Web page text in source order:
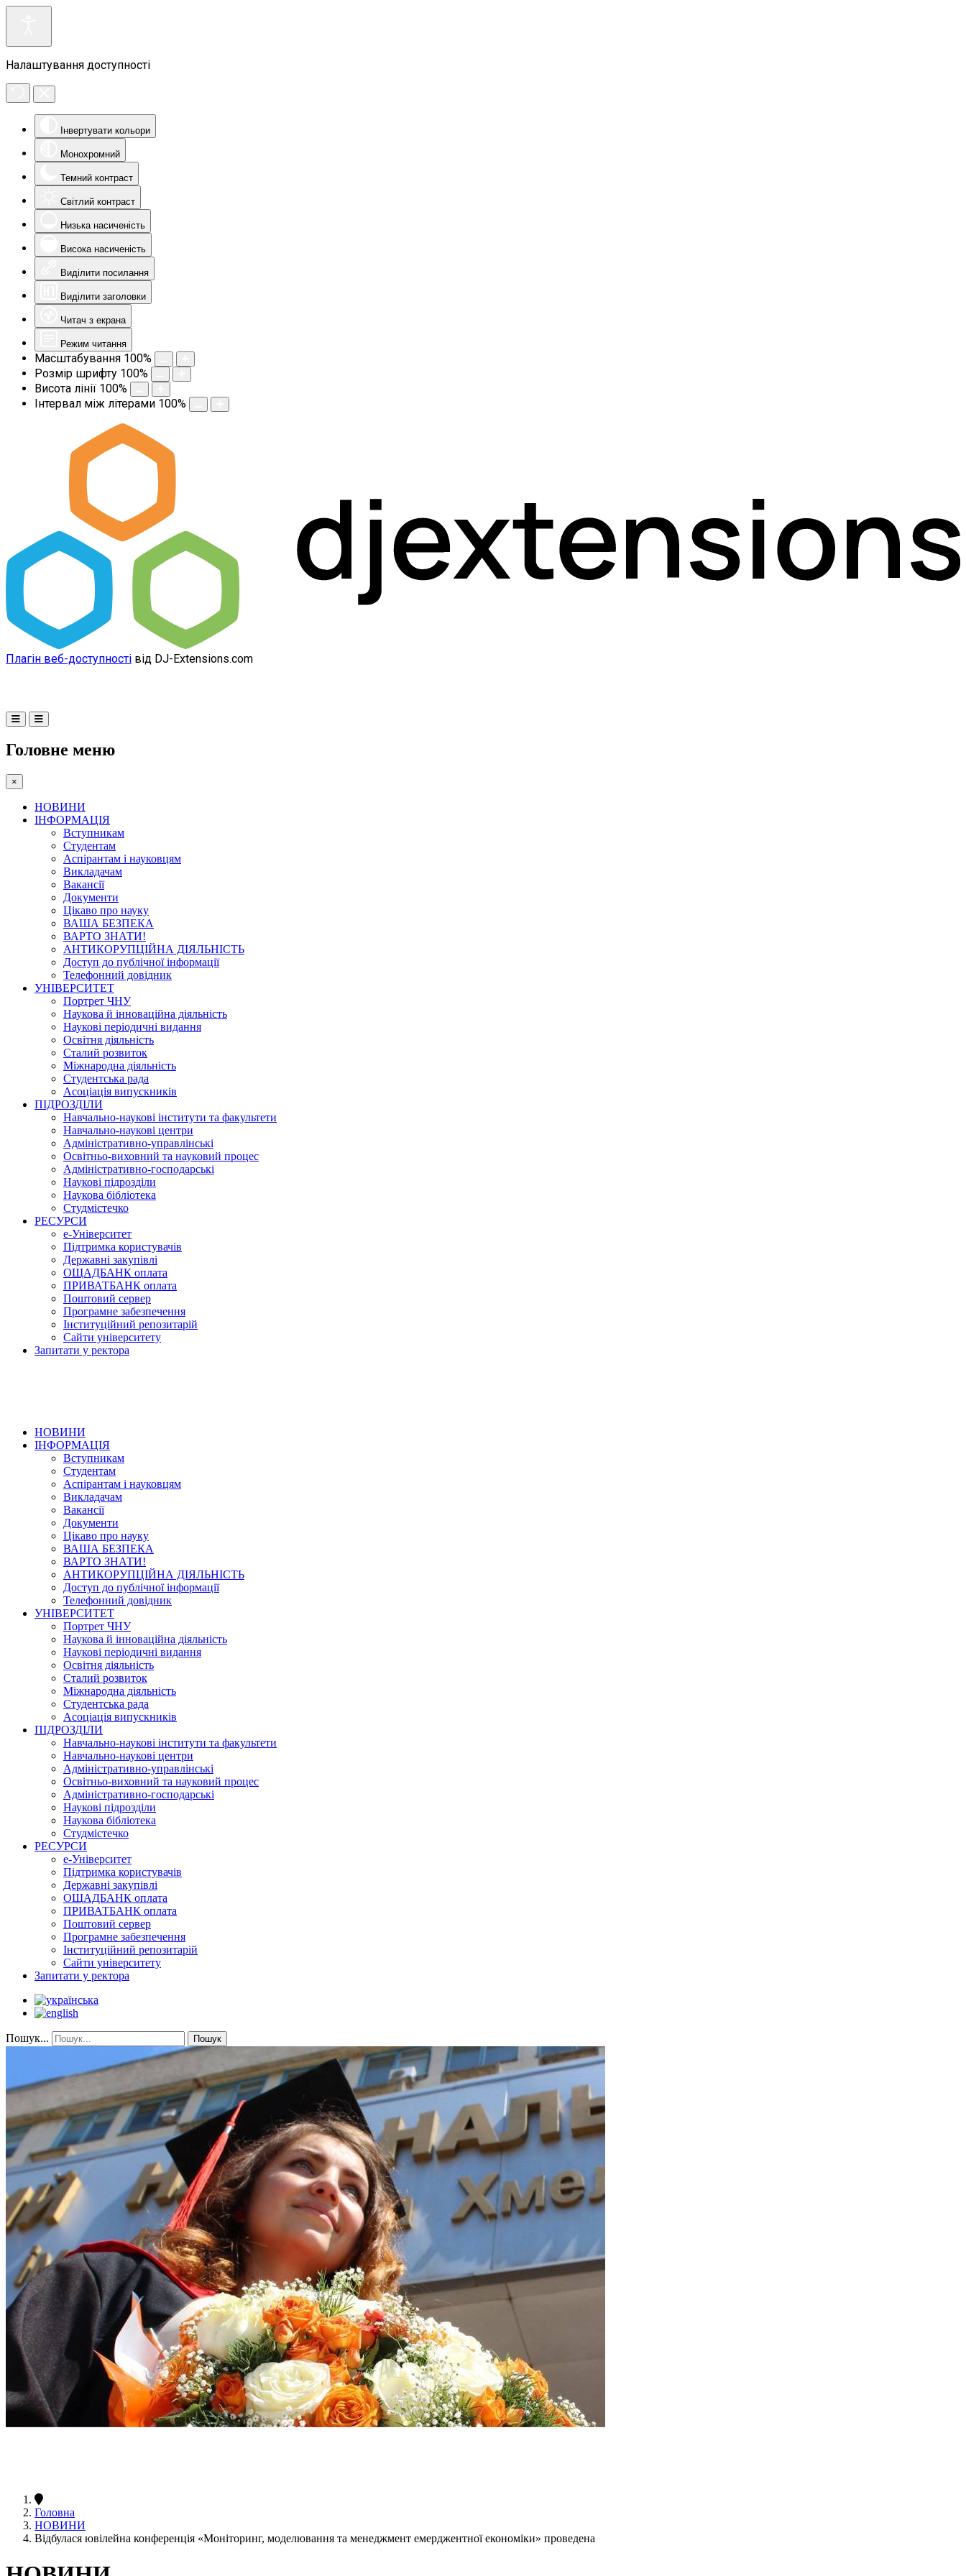
Налаштування доступності
Інвертувати кольори
Монохромний
Темний контраст
Світлий контраст
Низька насиченість
Висока насиченість
Виділити посилання
Виділити заголовки
Читач з екрана
Режим читання
Масштабування 100%
Розмір шрифту 100%
Висота лінії 100%
Інтервал між літерами 100%
Плагін веб-доступності від DJ-Extensions.com
Головне меню
×
НОВИНИ
ІНФОРМАЦІЯ
Вступникам
Студентам
Аспірантам і науковцям
Викладачам
Вакансії
Документи
Цікаво про науку
ВАША БЕЗПЕКА
ВАРТО ЗНАТИ!
АНТИКОРУПЦІЙНА ДІЯЛЬНІСТЬ
Доступ до публічної інформації
Телефонний довідник
УНІВЕРСИТЕТ
Портрет ЧНУ
Наукова й інноваційна діяльність
Наукові періодичні видання
Освітня діяльність
Сталий розвиток
Міжнародна діяльність
Студентська рада
Асоціація випускників
ПІДРОЗДІЛИ
Навчально-наукові інститути та факультети
Навчально-наукові центри
Адміністративно-управлінські
Освітньо-виховний та науковий процес
Адміністративно-господарські
Наукові підрозділи
Наукова бібліотека
Студмістечко
РЕСУРСИ
е-Університет
Підтримка користувачів
Державні закупівлі
ОЩАДБАНК оплата
ПРИВАТБАНК оплата
Поштовий сервер
Програмне забезпечення
Інституційний репозитарій
Сайти університету
Запитати у ректора
НОВИНИ
ІНФОРМАЦІЯ
Вступникам
Студентам
Аспірантам і науковцям
Викладачам
Вакансії
Документи
Цікаво про науку
ВАША БЕЗПЕКА
ВАРТО ЗНАТИ!
АНТИКОРУПЦІЙНА ДІЯЛЬНІСТЬ
Доступ до публічної інформації
Телефонний довідник
УНІВЕРСИТЕТ
Портрет ЧНУ
Наукова й інноваційна діяльність
Наукові періодичні видання
Освітня діяльність
Сталий розвиток
Міжнародна діяльність
Студентська рада
Асоціація випускників
ПІДРОЗДІЛИ
Навчально-наукові інститути та факультети
Навчально-наукові центри
Адміністративно-управлінські
Освітньо-виховний та науковий процес
Адміністративно-господарські
Наукові підрозділи
Наукова бібліотека
Студмістечко
РЕСУРСИ
е-Університет
Підтримка користувачів
Державні закупівлі
ОЩАДБАНК оплата
ПРИВАТБАНК оплата
Поштовий сервер
Програмне забезпечення
Інституційний репозитарій
Сайти університету
Запитати у ректора
Пошук... Пошук
Головна
НОВИНИ
Відбулася ювілейна конференція «Моніторинг, моделювання та менеджмент емерджентної економіки» проведена